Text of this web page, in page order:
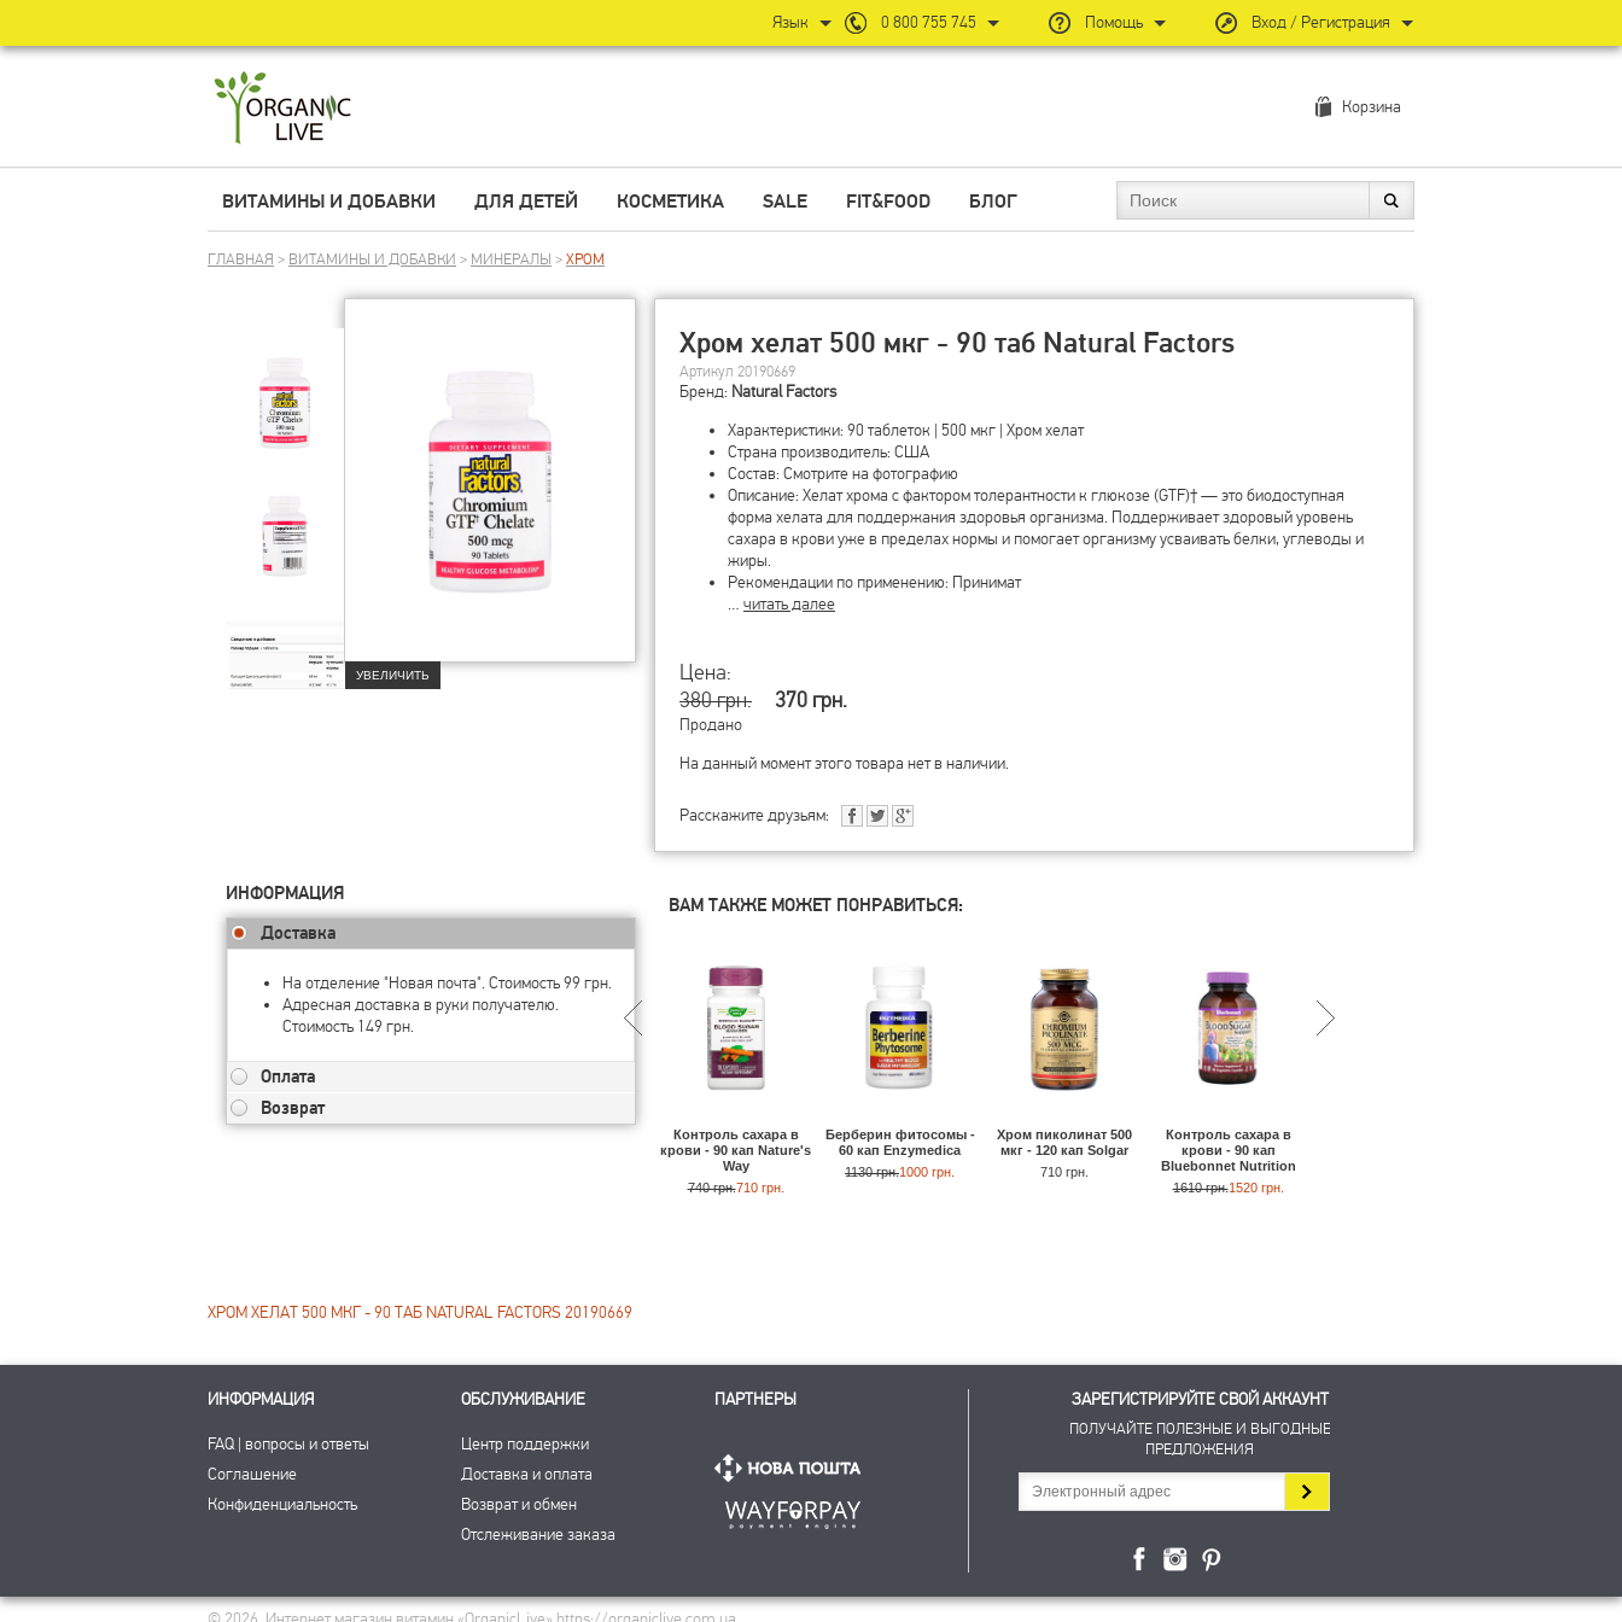
Корзина
ВИТАМИНЫ И ДОБАВКИ ДЛЯ ДЕТЕЙ КОСМЕТИКА SALE FIT&FOOD БЛОГ
ГЛАВНАЯ > ВИТАМИНЫ И ДОБАВКИ > МИНЕРАЛЫ >ХРОМ
УВЕЛИЧИТЬ
ИНФОРМАЦИЯ
Доставка
На отделение "Новая почта". Стоимость 99 грн.
Адресная доставка в руки получателю.
Стоимость 149 грн.
Оплата
Возврат
Хром хелат 500 мкг - 90 таб Natural Factors
Артикул 20190669
Бренд: Natural Factors
Характеристики: 90 таблеток | 500 мкг | Хром хелат
Страна производитель: США
Состав: Смотрите на фотографию
Описание: Хелат хрома с фактором толерантности к глюкозе (GTF)† — это биодоступная
форма хелата для поддержания здоровья организма. Поддерживает здоровый уровень
сахара в крови уже в пределах нормы и помогает организму усваивать белки, углеводы и
жиры.
Рекомендации по применению: Принимат
… читать далее
Цена:
380 грн.
370 грн.
Продано
На данный момент этого товара нет в наличии.
Расскажите друзьям:
ВАМ ТАКЖЕ МОЖЕТ ПОНРАВИТЬСЯ:
Контроль сахара в
крови - 90 кап Nature's
Way
740 грн.710 грн.
Берберин фитосомы -
60 кап Enzymedica
1130 грн.1000 грн.
Хром пиколинат 500
мкг - 120 кап Solgar
710 грн.
Контроль сахара в
крови - 90 кап
Bluebonnet Nutrition
1610 грн.1520 грн.
Вход / Регистрация
Помощь
0 800 755 745
Язык
ХРОМ ХЕЛАТ 500 МКГ - 90 ТАБ NATURAL FACTORS 20190669
ИНФОРМАЦИЯ
FAQ | вопросы и ответы
Соглашение
Конфиденциальность
ОБСЛУЖИВАНИЕ
Центр поддержки
Доставка и оплата
Возврат и обмен
Отслеживание заказа
ПАРТНЕРЫ ЗАРЕГИСТРИРУЙТЕ СВОЙ АККАУНТ
ПОЛУЧАЙТЕ ПОЛЕЗНЫЕ И ВЫГОДНЫЕ
ПРЕДЛОЖЕНИЯ